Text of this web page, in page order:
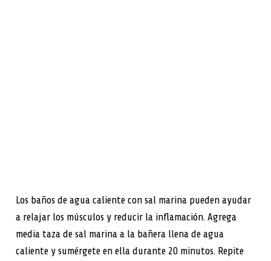
Los baños de agua caliente con sal marina pueden ayudar
a relajar los músculos y reducir la inflamación. Agrega
media taza de sal marina a la bañera llena de agua
caliente y sumérgete en ella durante 20 minutos. Repite